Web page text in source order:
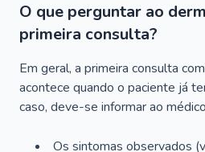
O que perguntar ao
primeira consulta?
Em geral, a primeira consulta
acontece quando o paciente já
caso, deve-se informar ao
Os sintomas observados